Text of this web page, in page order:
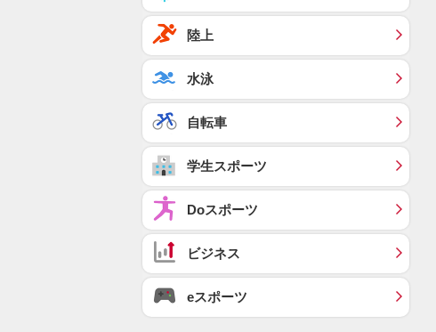
陸上
水泳
自転車
学生スポーツ
Doスポーツ
ビジネス
eスポーツ